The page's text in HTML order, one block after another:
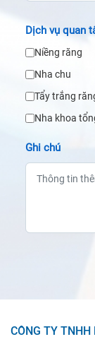
Dịch vụ quan
Niềng răng
Nha chu
Tẩy trắng
Nha khoa
Ghi chú
CÔNG TY TNHH